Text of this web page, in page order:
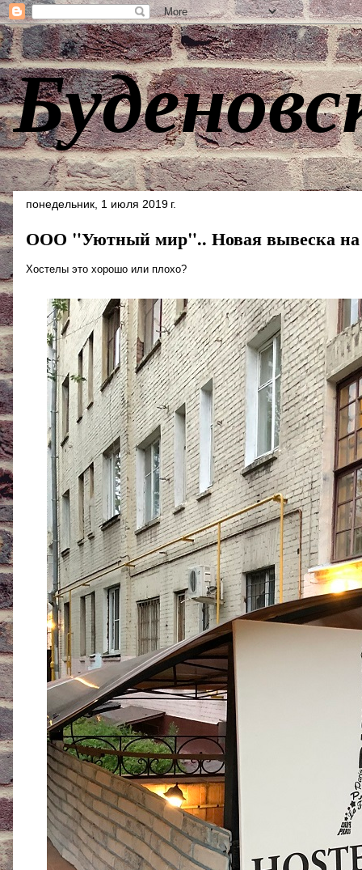
понедельник, 1 июля 2019 г.
ООО "Уютный мир".. Новая вывеска на
Хостелы это хорошо или плохо?